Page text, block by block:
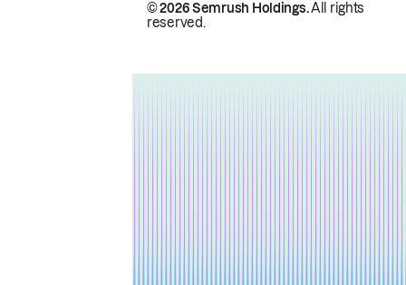
© 2026 Semrush Holdings.All rights
reserved.